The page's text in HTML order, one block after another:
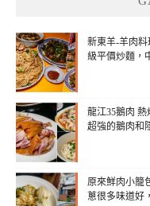
新東羊-羊肉
級平價炒麵，
龍江35鵝肉
超強的鵝肉和
原來鮮肉小籠
蔥很多味道好